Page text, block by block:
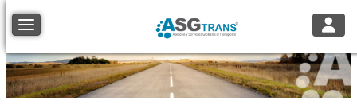
Toggle navigation